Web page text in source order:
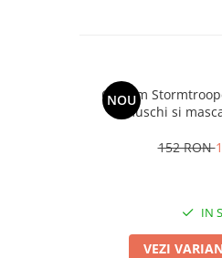
NOU
Costum
muschi si
152 RON
IN
VEZI